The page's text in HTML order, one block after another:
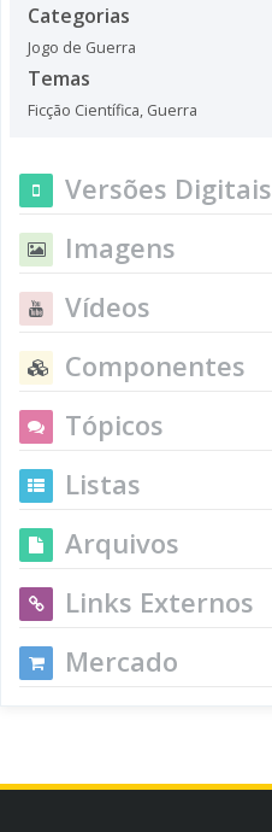
Categorias
Jogo de Guerra
Temas
Ficção Científica, Guerra
Versões Digitais
Imagens
Vídeos
Componentes
Tópicos
Listas
Arquivos
Links Externos
Mercado